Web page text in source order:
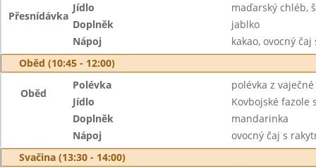
Přesnídávka
Jídlo
maďarský chléb,
Doplněk
jablko
Nápoj
kakao, ovocný
Oběd (10:45 - 12:00)
Oběd
Polévka
polévka z
Jídlo
Kovbojské fazole
Doplněk
mandarinka
Nápoj
ovocný čaj s
Svačina (13:30 - 14:00)